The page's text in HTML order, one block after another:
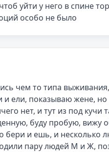
уйти у него в спине
особо не было
чем то типа выживания,
ели, показываю жене,
нет, и тут из под кучи
буду пробую, вижу
и ешь, и несколько
пару людей М и Ж,